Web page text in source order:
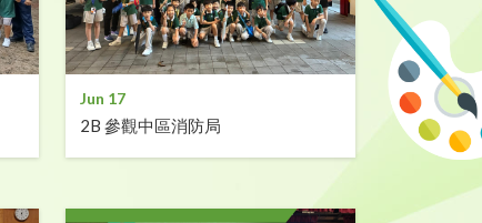
Jun 17
2B 參觀中區消防局